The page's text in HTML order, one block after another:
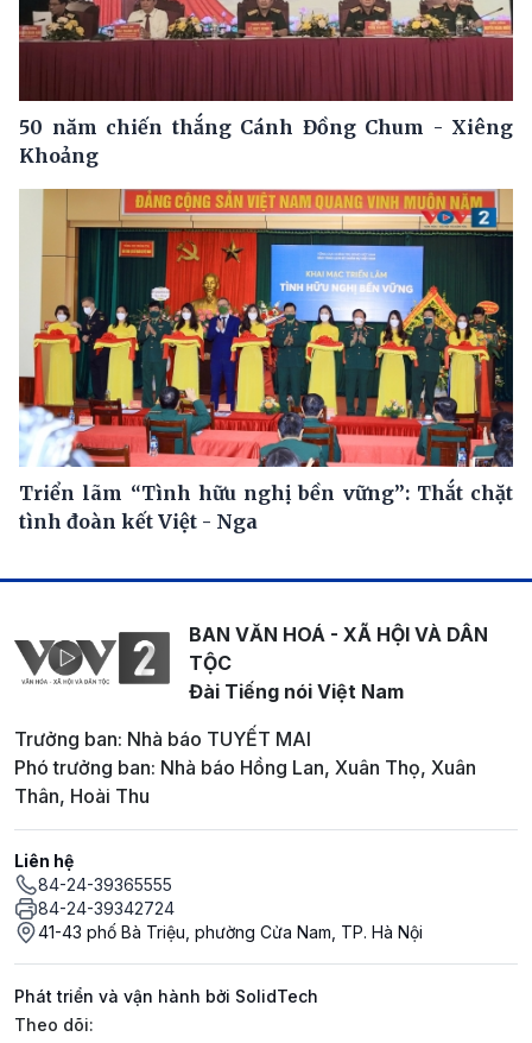
50 năm chiến thắng Cánh Đồng Chum - Xiêng
Khoảng
Triển lãm “Tình hữu nghị bền vững”: Thắt chặt
tình đoàn kết Việt - Nga
BAN VĂN HOÁ - XÃ HỘI VÀ DÂN
TỘC
Đài Tiếng nói Việt Nam
Trưởng ban: Nhà báo TUYẾT MAI
Phó trưởng ban: Nhà báo Hồng Lan, Xuân Thọ, Xuân
Thân, Hoài Thu
Liên hệ
84-24-39365555
84-24-39342724
41-43 phố Bà Triệu, phường Cửa Nam, TP. Hà Nội
Phát triển và vận hành bởi SolidTech
Mạng xã hội
Theo dõi: